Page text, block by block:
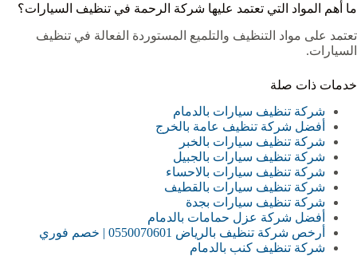
ما أهم المواد التي تعتمد عليها شركة الرحمة في تنظيف السيارات؟
تعتمد على مواد التنظيف والتلميع المستوردة الفعالة في تنظيف
السيارات.
خدمات ذات صلة
شركة تنظيف سيارات بالدمام
أفضل شركة تنظيف عامة بالخرج
شركة تنظيف سيارات بالخبر
شركة تنظيف سيارات بالجبيل
شركة تنظيف سيارات بالاحساء
شركة تنظيف سيارات بالقطيف
شركة تنظيف سيارات بجدة
أفضل شركة عزل حمامات بالدمام
أرخص شركة تنظيف بالرياض 0550070601 | خصم فوري
شركة تنظيف كنب بالدمام